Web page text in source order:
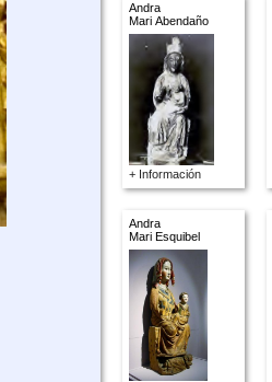
Andra
Mari Abendaño
+ Información
Andra
Mari Esquibel